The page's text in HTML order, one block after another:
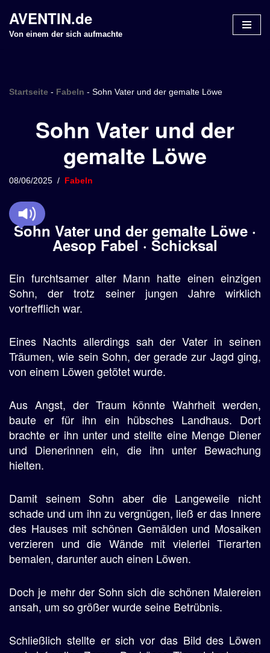
Z
n
p
i
n
g
AVENTIN.de
Von einem der sich aufmachte
Startseite - Fabeln - Sohn Vater und der gemalte Löwe
Sohn Vater und der
gemalte Löwe
08/06/2025 Fabeln
Sohn Vater und der gemalte Löwe ·
Aesop Fabel · Schicksal
Ein furchtsamer alter Mann hatte einen einzigen
Sohn, der trotz seiner jungen Jahre wirklich
vortrefflich war.
Eines Nachts allerdings sah der Vater in seinen
Träumen, wie sein Sohn, der gerade zur Jagd ging,
von einem Löwen getötet wurde.
Aus Angst, der Traum könnte Wahrheit werden,
baute er für ihn ein hübsches Landhaus. Dort
brachte er ihn unter und stellte eine Menge Diener
und Dienerinnen ein, die ihn unter Bewachung
hielten.
Damit seinem Sohn aber die Langeweile nicht
schade und um ihn zu vergnügen, ließ er das Innere
des Hauses mit schönen Gemälden und Mosaiken
verzieren und die Wände mit vielerlei Tierarten
bemalen, darunter auch einen Löwen.
Doch je mehr der Sohn sich die schönen Malereien
ansah, um so größer wurde seine Betrübnis.
Schließlich stellte er sich vor das Bild des Löwen